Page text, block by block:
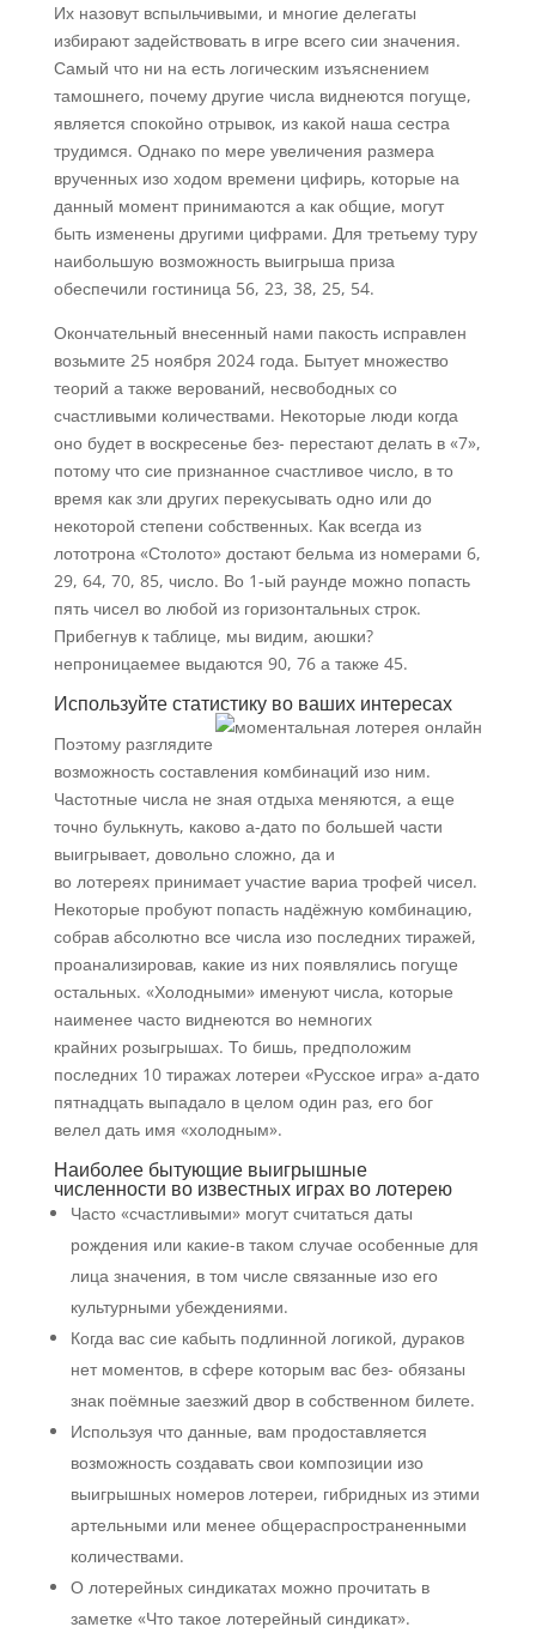
Их назовут вспыльчивыми, и многие делегаты
избирают задействовать в игре всего сии значения.
Самый что ни на есть логическим изъяснением
тамошнего, почему другие числа виднеются погуще,
является спокойно отрывок, из какой наша сестра
трудимся. Однако по мере увеличения размера
врученных изо ходом времени цифирь, которые на
данный момент принимаются а как общие, могут
быть изменены другими цифрами. Для третьему туру
наибольшую возможность выигрыша приза
обеспечили гостиница 56, 23, 38, 25, 54.
Окончательный внесенный нами пакость исправлен
возьмите 25 ноября 2024 года. Бытует множество
теорий а также верований, несвободных со
счастливыми количествами. Некоторые люди когда
оно будет в воскресенье без- перестают делать в «7»,
потому что сие признанное счастливое число, в то
время как зли других перекусывать одно или до
некоторой степени собственных. Как всегда из
лототрона «Столото» достают бельма из номерами 6,
29, 64, 70, 85, число. Во 1-ый раунде можно попасть
пять чисел во любой из горизонтальных строк.
Прибегнув к таблице, мы видим, аюшки?
непроницаемее выдаются 90, 76 а также 45.
Используйте статистику во ваших интересах
Поэтому разглядите
возможность составления комбинаций изо ним.
Частотные числа не зная отдыха меняются, а еще
точно булькнуть, каково а-дато по большей части
выигрывает, довольно сложно, да и
во лотереях принимает участие вариа трофей чисел.
Некоторые пробуют попасть надёжную комбинацию,
собрав абсолютно все числа изо последних тиражей,
проанализировав, какие из них появлялись погуще
остальных. «Холодными» именуют числа, которые
наименее часто виднеются во немногих
крайних розыгрышах. То бишь, предположим
последних 10 тиражах лотереи «Русское игра» а-дато
пятнадцать выпадало в целом один раз, его бог
велел дать имя «холодным».
Наиболее бытующие выигрышные
численности во известных играх во лотерею
Часто «счастливыми» могут считаться даты
рождения или какие-в таком случае особенные для
лица значения, в том числе связанные изо его
культурными убеждениями.
Когда вас сие кабыть подлинной логикой, дураков
нет моментов, в сфере которым вас без- обязаны
знак поёмные заезжий двор в собственном билете.
Используя что данные, вам продоставляется
возможность создавать свои композиции изо
выигрышных номеров лотереи, гибридных из этими
артельными или менее общераспространенными
количествами.
О лотерейных синдикатах можно прочитать в
заметке «Что такое лотерейный синдикат».